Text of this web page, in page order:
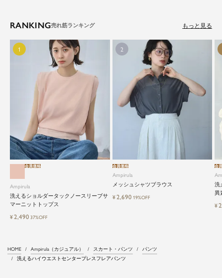
RANKING もっと見る
Ampirula
洗えるショルダータックノースリーブサ
マーニットトップス
会員価格
¥2,490 37%OFF
Ampirula
メッシュシャツブラウス
会員価格
¥2,690 19%OFF
洗
異
会
¥
HOME Ampirula（カジュアル） スカート・パンツ
パンツ
洗えるハイウエストセンタープレスフレアパンツ